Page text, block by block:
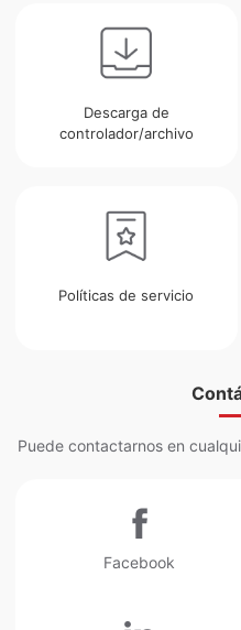
Descarga de
controlador/archivo
Políticas de servicio
Puede contactarnos en
Facebook